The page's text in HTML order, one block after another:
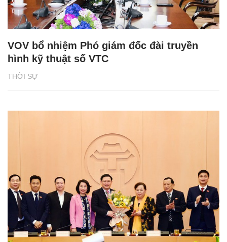
THỜI SỰ
VOV bổ nhiệm Phó giám đốc đài truyền
hình kỹ thuật số VTC